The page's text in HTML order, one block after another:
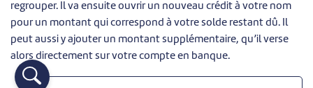
regrouper. Il va ensuite ouvrir un nouveau crédit à votre nom
pour un montant qui correspond à votre solde restant dû. Il
peut aussi y ajouter un montant supplémentaire, qu’il verse
alors directement sur votre compte en banque.